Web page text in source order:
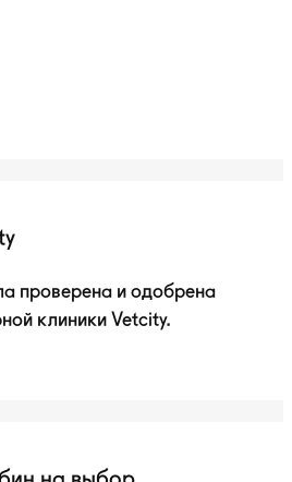
проверена и одобрена
клиники Vetcity.